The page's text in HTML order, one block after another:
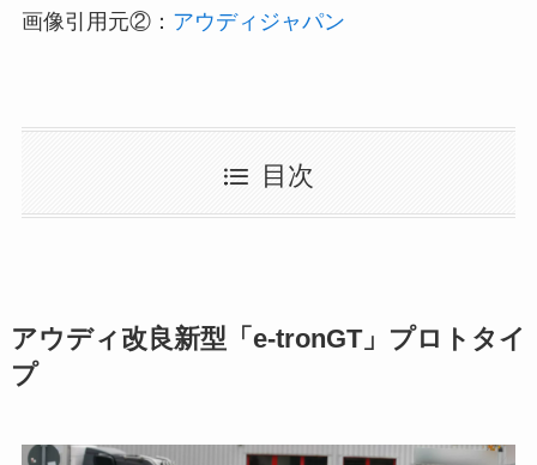
画像引用元②： アウディジャパン
目次
アウディ改良新型「e-tronGT」プロトタイ
プ